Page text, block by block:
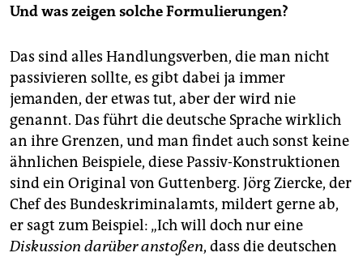
außerdem fast schon ein Synonym für den Ausdruck
"aus biologisch-kontrolliertem Anbau". Wer es schafft,
beleumundeten Grundstoff mit dem Vorsatz Bio- zu
verknüpfen, der beherrscht die Kunst des Neusprechs
virtuos. (…)
Und was zeigen solche Formulierungen?
Das sind alles Handlungsverben, die man nicht
passivieren sollte, es gibt dabei ja immer
jemanden, der etwas tut, aber der wird nie
genannt. Das führt die deutsche Sprache wirklich
an ihre Grenzen, und man findet auch sonst keine
ähnlichen Beispiele, diese Passiv-Konstruktionen
sind ein Original von Guttenberg. Jörg Ziercke, der
Chef des Bundeskriminalamts, mildert gerne ab,
er sagt zum Beispiel: „Ich will doch nur eine
Diskussion darüber anstoßen, dass die deutschen